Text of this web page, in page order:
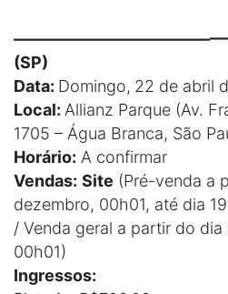
(SP)
Data: Domingo, 22 de abril
Local: Allianz Parque (Av.
1705 – Água Branca, São
Horário: A confirmar
Vendas: Site (Pré-venda a
dezembro, 00h01, até dia
/ Venda geral a partir do
00h01)
Ingressos: